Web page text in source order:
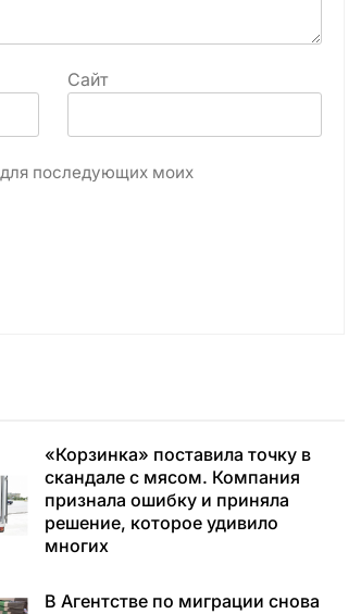
Сайт
последующих моих
«Корзинка» поставила точку в
скандале с мясом. Компания
признала ошибку и приняла
решение, которое удивило
многих
В Агентстве по миграции снова